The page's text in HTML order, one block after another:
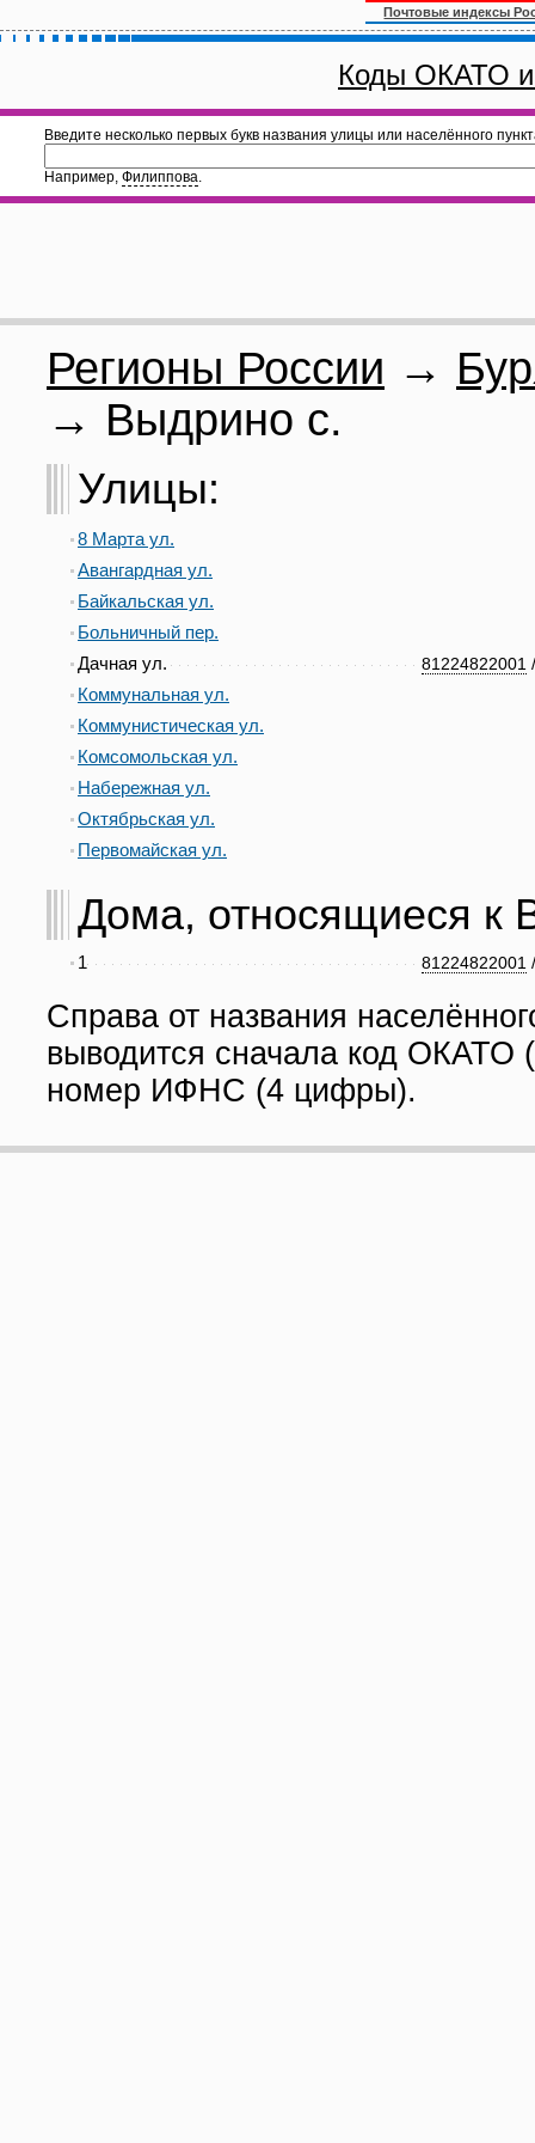
Почтовые индексы
Коды ОКАТО
Введите несколько первых букв названия улицы или населённого
Например, Филиппова.
Регионы России →
→ Выдрино с.
Улицы:
8 Марта ул.
Авангардная ул.
Байкальская ул.
Больничный пер.
81224822001
Дачная ул.
Коммунальная ул.
Коммунистическая ул.
Комсомольская ул.
Набережная ул.
Октябрьская ул.
Первомайская ул.
Дома, относящиеся к
81224822001
1
Справа от названия
выводится сначала код ОКАТО
номер ИФНС (4 цифры).